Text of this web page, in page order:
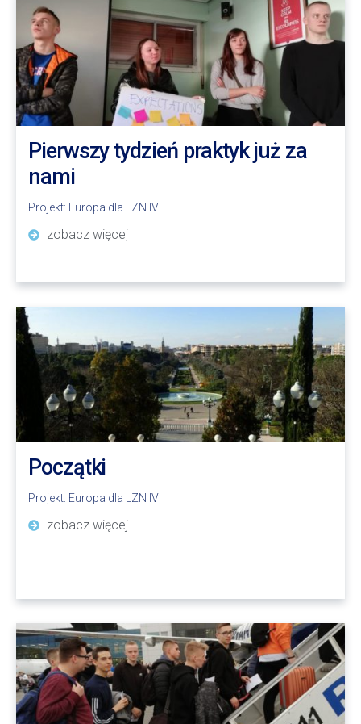
Pierwszy tydzień praktyk już za
nami
Projekt: Europa dla LZN IV
zobacz więcej
Początki
Projekt: Europa dla LZN IV
zobacz więcej